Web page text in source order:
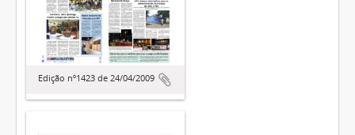
Edição nº1423 de 24/04/2009